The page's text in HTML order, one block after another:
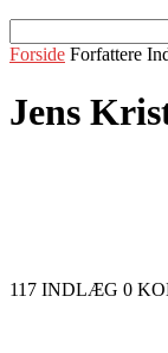
Forside Forfattere
Jens
117 INDLÆG 0